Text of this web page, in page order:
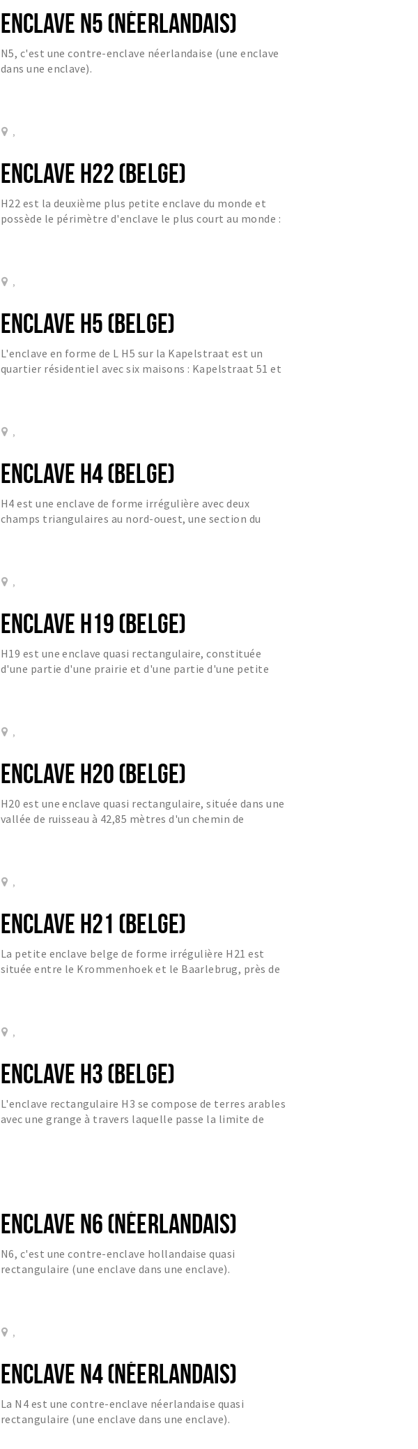
ENCLAVE N5 (NÉERLANDAIS)
N5, c'est une contre-enclave néerlandaise (une enclave
dans une enclave).
,
ENCLAVE H22 (BELGE)
H22 est la deuxième plus petite enclave du monde et
possède le périmètre d'enclave le plus court au monde :
,
ENCLAVE H5 (BELGE)
L'enclave en forme de L H5 sur la Kapelstraat est un
quartier résidentiel avec six maisons : Kapelstraat 51 et
,
ENCLAVE H4 (BELGE)
H4 est une enclave de forme irrégulière avec deux
champs triangulaires au nord-ouest, une section du
,
ENCLAVE H19 (BELGE)
H19 est une enclave quasi rectangulaire, constituée
d'une partie d'une prairie et d'une partie d'une petite
,
ENCLAVE H20 (BELGE)
H20 est une enclave quasi rectangulaire, située dans une
vallée de ruisseau à 42,85 mètres d'un chemin de
,
ENCLAVE H21 (BELGE)
La petite enclave belge de forme irrégulière H21 est
située entre le Krommenhoek et le Baarlebrug, près de
,
ENCLAVE H3 (BELGE)
L'enclave rectangulaire H3 se compose de terres arables
avec une grange à travers laquelle passe la limite de
ENCLAVE N6 (NÉERLANDAIS)
N6, c'est une contre-enclave hollandaise quasi
rectangulaire (une enclave dans une enclave).
,
ENCLAVE N4 (NÉERLANDAIS)
La N4 est une contre-enclave néerlandaise quasi
rectangulaire (une enclave dans une enclave).